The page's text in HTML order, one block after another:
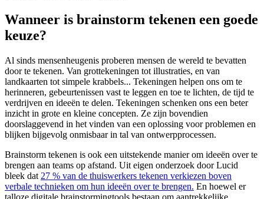
Wanneer is brainstorm tekenen een goede
keuze?
Al sinds mensenheugenis proberen mensen de wereld te bevatten
door te tekenen. Van grottekeningen tot illustraties, en van
landkaarten tot simpele krabbels... Tekeningen helpen ons om te
herinneren, gebeurtenissen vast te leggen en toe te lichten, de tijd te
verdrijven en ideeën te delen. Tekeningen schenken ons een beter
inzicht in grote en kleine concepten. Ze zijn bovendien
doorslaggevend in het vinden van een oplossing voor problemen en
blijken bijgevolg onmisbaar in tal van ontwerpprocessen.
Brainstorm tekenen is ook een uitstekende manier om ideeën over te
brengen aan teams op afstand. Uit eigen onderzoek door Lucid
bleek dat 27 % van de thuiswerkers tekenen verkiezen boven
verbale technieken om hun ideeën over te brengen. En hoewel er
talloze digitale brainstormingtools bestaan om aantrekkelijke